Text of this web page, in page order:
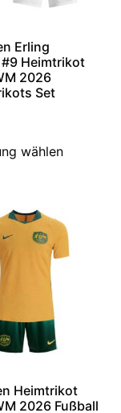
Erling
#9 Heimtrikot
2026
Set
wählen
Heimtrikot
2026 Fußball